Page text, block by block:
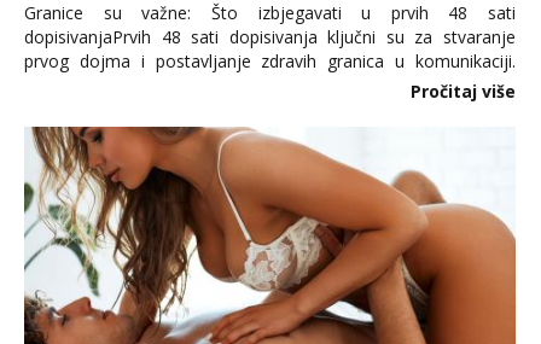
Granice su važne: Što izbjegavati u prvih 48 sati
dopisivanjaPrvih 48 sati dopisivanja ključni su za stvaranje
prvog dojma i postavljanje zdravih granica u komunikaciji.
Važno je izbjeći prebrzo otkrivanje osobnih ili intimnih
informacija, jer nepoznata osoba još nije zaslužila to
povjerenje. Takođe...
Pročitaj više